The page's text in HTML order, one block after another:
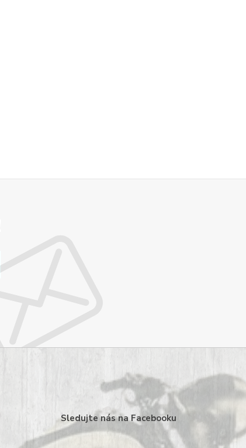
Sledujte nás na Facebooku